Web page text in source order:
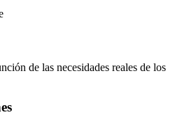
de las necesidades reales de los